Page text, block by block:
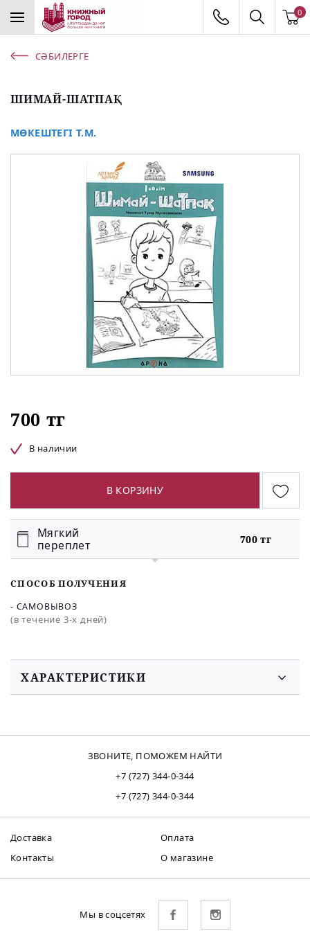
0
СӘБИЛЕРГЕ
ШИМАЙ-ШАТПАҚ
МӨКЕШТЕГІ Т.М.
700 тг
В наличии
В КОРЗИНУ
Мягкий
переплет
700 тг
СПОСОБ ПОЛУЧЕНИЯ
- САМОВЫВОЗ
(в течение 3-х дней)
ХАРАКТЕРИСТИКИ
ЗВОНИТЕ, ПОМОЖЕМ НАЙТИ
+7 (727) 344-0-344
+7 (727) 344-0-344
Доставка
Оплата
Контакты
О магазине
Мы в соцсетях